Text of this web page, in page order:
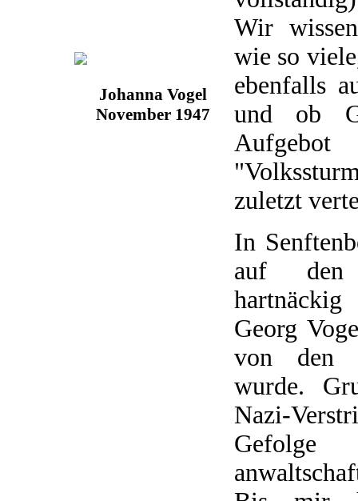
Johanna Vogel
November 1947
Wir
wie so
ebenfalls
und ob
zuletzt
In
auf den
Georg
von den
wurde.
Nazi-